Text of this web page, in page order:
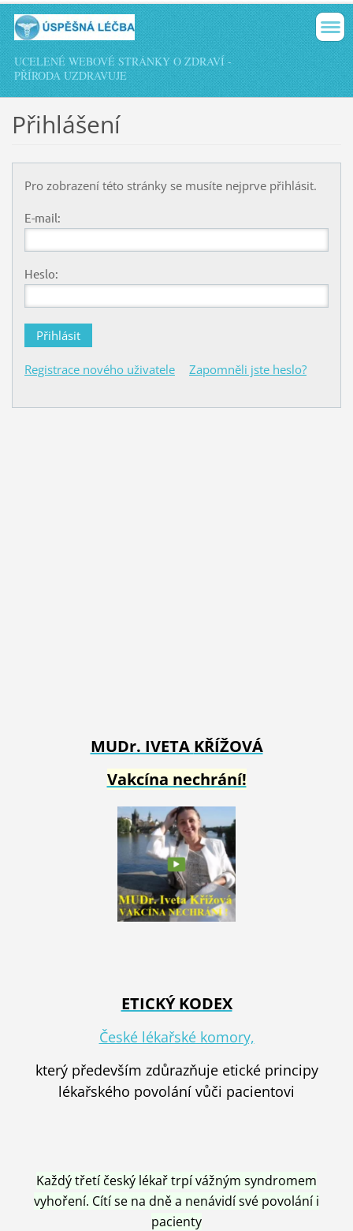
UCELENÉ WEBOVÉ STRÁNKY O ZDRAVÍ -
PŘÍRODA UZDRAVUJE
Přihlášení
Pro zobrazení této stránky se musíte nejprve přihlásit.
E-mail:
Heslo:
Registrace nového uživatele Zapomněli jste heslo?
MUDr. IVETA KŘÍŽOVÁ
Vakcína nechrání!
ETICKÝ KODEX
České lékařské komory,
který především zdůrazňuje etické principy
lékařského povolání vůči pacientovi
Každý třetí český lékař trpí vážným syndromem
vyhoření. Cítí se na dně a nenávidí své povolání i
pacienty